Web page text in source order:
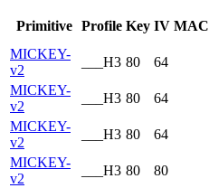
Primitive Profile Key IV MAC
MICKEY-
v2
___H3 80 64
MICKEY-
v2
___H3 80 64
MICKEY-
v2
___H3 80 64
MICKEY-
v2
___H3 80 80